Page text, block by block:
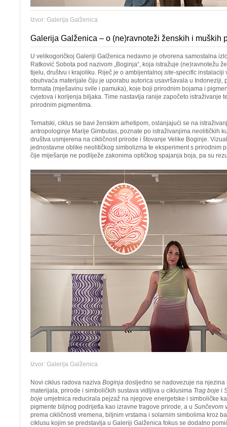
Izvor: Galerija Galženica
Galerija Galženica – o (ne)ravnoteži ženskih i muških
U velikogoričkoj Galeriji Galženica nedavno je otvorena samostalna
Ratković Sobota pod nazivom „Boginja“, koja istražuje (ne)ravnotežu
tijelu, društvu i krajoliku. Riječ je o ambijentalnoj site-specific instalaciji
obuhvaća materijale čiju je uporabu autorica usavršavala u Indoneziji,
formata (mješavinu svile i pamuka), koje boji prirodnim bojama i
cvjetova i korijenja biljaka. Time nastavlja ranije započeto istraživanje
prirodnim pigmentima.
Tematski, ciklus se bavi ženskim arhetipom, oslanjajući se na
antropologinje Marije Gimbutas, poznate po istraživanjima neolitičkih
društva usmjerena na cikličnost prirode i štovanje Velike Boginje.
jednostavne oblike neolitičkog simbolizma te eksperiment s prirodnim
čije miješanje ne podliježe zakonima optičkog spajanja boja, pa su
Izvor: Galerija Galženica
Novi ciklus radova naziva Boginja dosljedno se nadovezuje na njezina
materijala, prirode i simboličkih sustava vidljiva u ciklusima Trag boje i
boje umjetnica reducirala pejzaž na njegove energetske i simboličke
pigmente biljnog podrijetla kao izravne tragove prirode, a u Sunčevom
prema cikličnosti vremena, biljnim vrstama i solarnim simbolima kroz
ciklusu kojim se predstavlja u Galeriji Galženica fokus se dodatno